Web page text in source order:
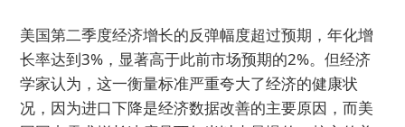
美国第二季度经济增长的反弹幅度超过预期，年化增
长率达到3%，显著高于此前市场预期的2%。但经济
学家认为，这一衡量标准严重夸大了经济的健康状
况，因为进口下降是经济数据改善的主要原因，而美